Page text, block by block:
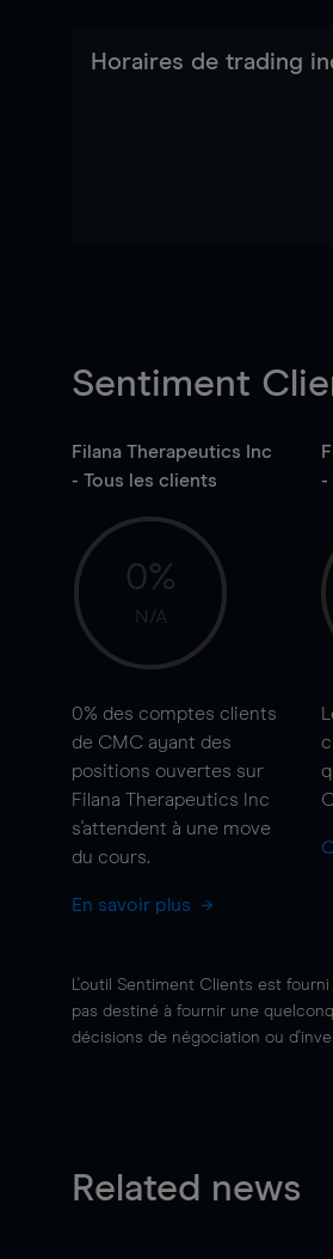
Horaires de trading
Sentiment
Filana Therapeutics Inc
- Tous les clients
0%
N/A
0% des comptes clients
de CMC ayant des
positions ouvertes sur
Filana Therapeutics Inc
s'attendent à une move
du cours.
En savoir plus
-
L'outil Sentiment Clients est
pas destiné à fournir une
décisions de négociation ou
Related news